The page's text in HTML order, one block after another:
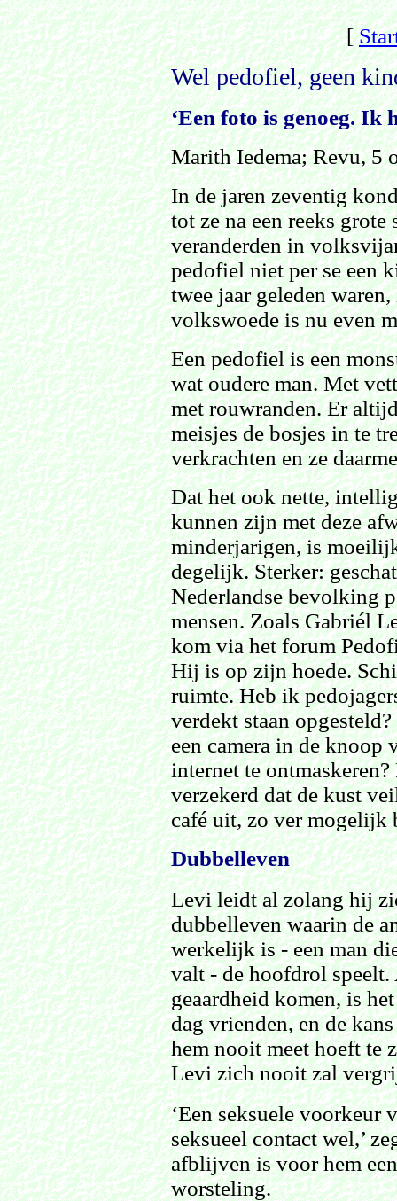
[
Wel pedofiel, geen
‘Een foto is genoeg. Ik
Marith Iedema; Revu, 5
In de jaren zeventig
tot ze na een reeks
veranderden in
pedofiel niet per se een
twee jaar geleden
volkswoede is nu even
Een pedofiel is een
wat oudere man. Met
met rouwranden. Er
meisjes de bosjes in te
verkrachten en ze
Dat het ook nette,
kunnen zijn met deze
minderjarigen, is
degelijk. Sterker:
Nederlandse bevolking
mensen. Zoals Gabriél
kom via het forum
Hij is op zijn hoede.
ruimte. Heb ik
verdekt staan
een camera in de knoop
internet te
verzekerd dat de kust
café uit, zo ver mogelijk
Dubbelleven
Levi leidt al zolang hij
dubbelleven waarin de
werkelijk is - een man
valt - de hoofdrol speelt.
geaardheid komen, is
dag vrienden, en de
hem nooit meet hoeft te
Levi zich nooit zal
‘Een seksuele voorkeur
seksueel contact wel,’
afblijven is voor hem
worsteling.